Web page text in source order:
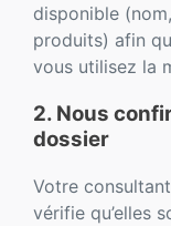
disponible
produits) afin
vous utilisez la
2. Nous
dossier
Votre
vérifie qu’elles